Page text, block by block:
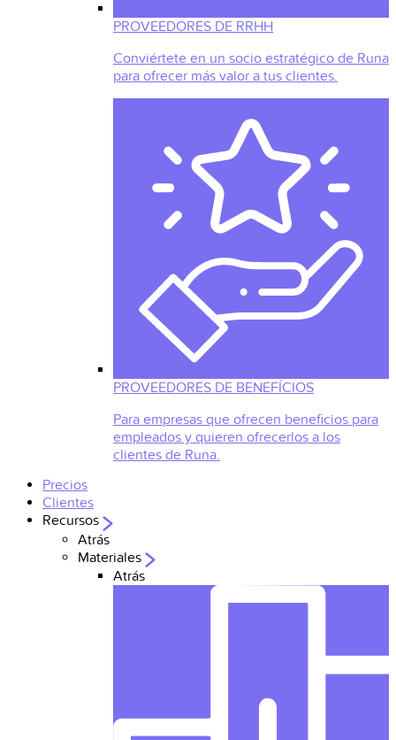
PROVEEDORES DE RRHH
Conviértete en un socio estratégico de Runa
para ofrecer más valor a tus clientes.
PROVEEDORES DE BENEFÍCIOS
Para empresas que ofrecen beneficios para
empleados y quieren ofrecerlos a los
clientes de Runa.
Precios
Clientes
Recursos
Atrás
Materiales
Atrás